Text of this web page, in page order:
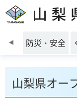
山梨県
前のスライドを
防災・安全
山梨県オー